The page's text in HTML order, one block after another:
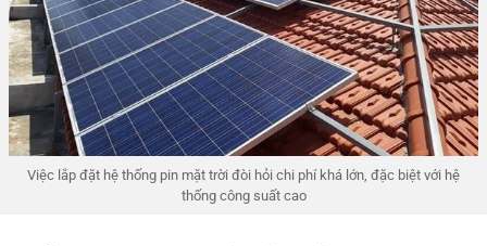
Việc lắp đặt hệ thống pin mặt trời đòi hỏi chi phí khá lớn, đặc biệt với hệ
thống công suất cao